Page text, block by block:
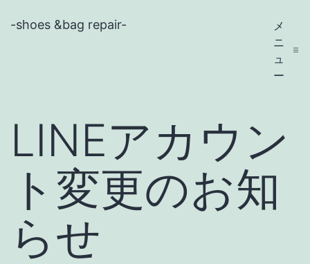
-shoes &bag repair-
メ
ニ
ュ
ー
LINEアカウン
ト変更のお知
らせ